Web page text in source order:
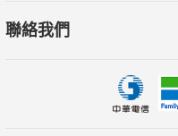
聯絡我們